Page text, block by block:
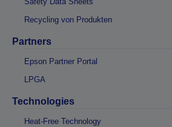
Recycling von Produkten
Partners
Epson Partner Portal
LPGA
Technologies
Heat-Free Technology